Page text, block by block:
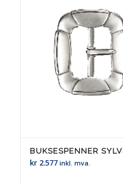
BUKSESPENNER
kr2.577 inkl. mva.